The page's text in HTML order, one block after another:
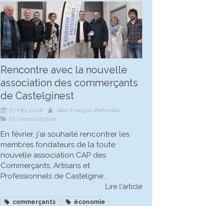
Rencontre avec la nouvelle
association des commerçants
de Castelginest
27 Fév 2026
Jean François Portarrieu
En circonscription
En février, j'ai souhaité rencontrer les
membres fondateurs de la toute
nouvelle association CAP des
Commerçants, Artisans et
Professionnels de Castelgine...
Lire l'article
commerçants
économie